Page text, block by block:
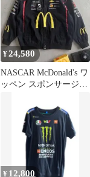
¥24,580
NASCAR McDonald's ワ
ッペン スポンサージャ
¥ 12,800